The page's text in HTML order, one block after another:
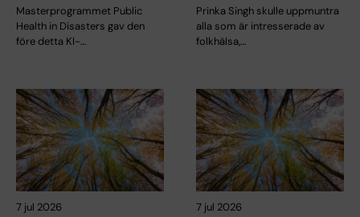
Masterprogrammet Public
Health in Disasters gav den
före detta KI-…
Prinka Singh skulle uppmuntra
alla som är intresserade av
folkhälsa,…
7 jul 2026 7 jul 2026